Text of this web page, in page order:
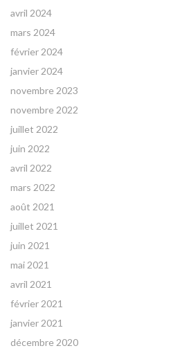
avril 2024
mars 2024
février 2024
janvier 2024
novembre 2023
novembre 2022
juillet 2022
juin 2022
avril 2022
mars 2022
août 2021
juillet 2021
juin 2021
mai 2021
avril 2021
février 2021
janvier 2021
décembre 2020